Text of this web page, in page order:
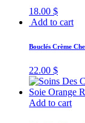
18.00 $
Add to cart
Bouclés Crème
22.00 $
Add to cart